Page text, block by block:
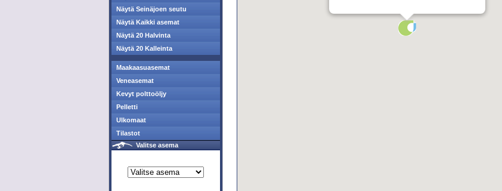
Näytä Seinäjoen seutu
Näytä Kaikki asemat
Näytä 20 Halvinta
Näytä 20 Kalleinta
Maakaasuasemat
Veneasemat
Kevyt polttoöljy
Pelletti
Ulkomaat
Tilastot
Valitse asema